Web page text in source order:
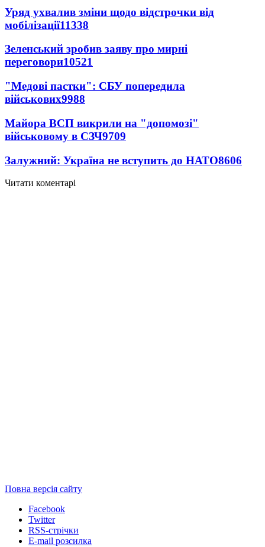
Уряд ухвалив зміни щодо відстрочки від
мобілізації11338
Зеленський зробив заяву про мирні
переговори10521
"Медові пастки": СБУ попередила
військових9988
Майора ВСП викрили на "допомозі"
військовому в СЗЧ9709
Залужний: Україна не вступить до НАТО8606
Читати коментарі
Повна версія сайту
Facebook
Twitter
RSS-стрічки
E-mail розсилка